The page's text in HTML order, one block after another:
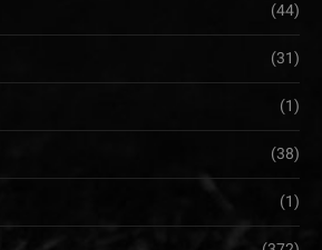
(44)
(31)
(1)
(38)
(1)